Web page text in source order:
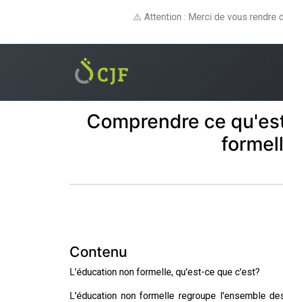
⚠️ Attention : Merci de vous rendre
Comprendre ce
Contenu
L'éducation non formelle, qu'est-ce que c'est?
L'éducation non formelle regroupe l'ensemble